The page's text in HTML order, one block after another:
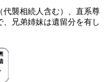
襲相続人含む）、直系尊
兄弟姉妹は遺留分を有し